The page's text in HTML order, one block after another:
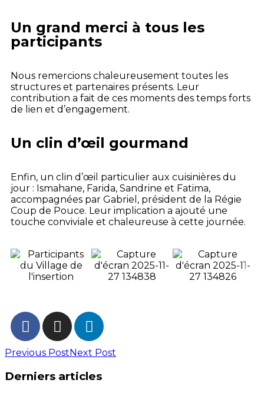
Un grand merci à tous les
participants
Nous remercions chaleureusement toutes les
structures et partenaires présents. Leur
contribution a fait de ces moments des temps forts
de lien et d’engagement.
Un clin d’œil gourmand
Enfin, un clin d’œil particulier aux cuisinières du
jour : Ismahane, Farida, Sandrine et Fatima,
accompagnées par Gabriel, président de la Régie
Coup de Pouce. Leur implication a ajouté une
touche conviviale et chaleureuse à cette journée.
Previous PostNext Post
Derniers articles